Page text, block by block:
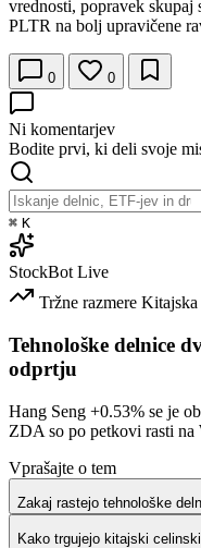
vrednosti, popravek
PLTR na bolj upravičene
0 0
Ni komentarjev
Bodite prvi, ki deli svoje
⌘ K
StockBot Live
Tržne razmere Kitajska
Tehnološke delnice
odprtju
Hang Seng +0.53% se je
ZDA so po petkovi rasti na
Vprašajte o tem
Zakaj rastejo tehnološke
Kako trgujejo kitajski